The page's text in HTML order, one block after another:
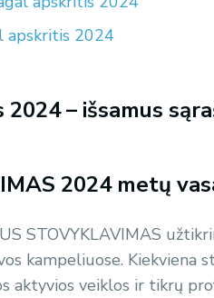
apskritis 2024
– išsamus
2024 metų
STOVYKLAVIMAS
kampeliuose. Kiekviena
aktyvios veiklos ir tikrų